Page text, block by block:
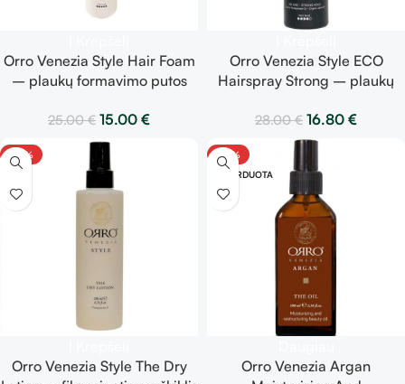
Orro Venezia Style Hair Foam
– plaukų formavimo putos
25.00€ 15.00 €
Orro Venezia Style ECO
Hairspray Strong – plaukų
28.00€ 16.80 €
-40%
Orro Venezia Style The Dry
-40%
IŠPARDUOTA
Orro Venezia Argan